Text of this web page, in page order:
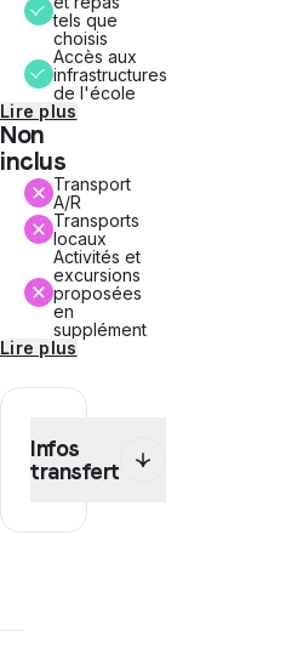
tels que
choisis
Accès aux
infrastructures
de l'école
Lire plus
Non
inclus
Transport
A/R
Transports
locaux
Activités et
excursions
proposées
en
supplément
Lire plus
Infos
transfert
le